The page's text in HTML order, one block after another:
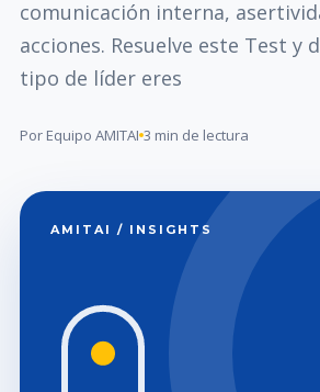
comunicación interna,
acciones. Resuelve este Test y
tipo de líder eres
Por Equipo AMITAI 3 min de lectura
AMITAI / INSIGHTS